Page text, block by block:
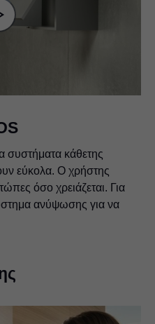
συστήματα κάθετης
εύκολα. Ο χρήστης
όσο χρειάζεται. Για
ανύψωσης για να